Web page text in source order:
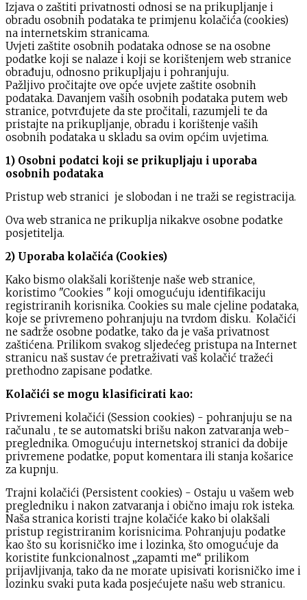
Izjava o zaštiti privatnosti odnosi se na prikupljanje i
obradu osobnih podataka te primjenu kolačića (cookies)
na internetskim stranicama.
Uvjeti zaštite osobnih podataka odnose se na osobne
podatke koji se nalaze i koji se korištenjem web stranice
obrađuju, odnosno prikupljaju i pohranjuju.
Pažljivo pročitajte ove opće uvjete zaštite osobnih
podataka. Davanjem vaših osobnih podataka putem web
stranice, potvrđujete da ste pročitali, razumjeli te da
pristajte na prikupljanje, obradu i korištenje vaših
osobnih podataka u skladu sa ovim općim uvjetima.
1) Osobni podatci koji se prikupljaju i uporaba
osobnih podataka
Pristup web stranici je slobodan i ne traži se registracija.
Ova web stranica ne prikuplja nikakve osobne podatke
posjetitelja.
2) Uporaba kolačića (Cookies)
Kako bismo olakšali korištenje naše web stranice,
koristimo "Cookies " koji omogućuju identifikaciju
registriranih korisnika. Cookies su male cjeline podataka,
koje se privremeno pohranjuju na tvrdom disku. Kolačići
ne sadrže osobne podatke, tako da je vaša privatnost
zaštićena. Prilikom svakog sljedećeg pristupa na Internet
stranicu naš sustav će pretraživati vaš kolačić tražeći
prethodno zapisane podatke.
Kolačići se mogu klasificirati kao:
Privremeni kolačići (Session cookies) - pohranjuju se na
računalu , te se automatski brišu nakon zatvaranja web-
preglednika. Omogućuju internetskoj stranici da dobije
privremene podatke, poput komentara ili stanja košarice
za kupnju.
Trajni kolačići (Persistent cookies) - Ostaju u vašem web
pregledniku i nakon zatvaranja i obično imaju rok isteka.
Naša stranica koristi trajne kolačiće kako bi olakšali
pristup registriranim korisnicima. Pohranjuju podatke
kao što su korisničko ime i lozinka, što omogućuje da
koristite funkcionalnost „zapamti me“ prilikom
prijavljivanja, tako da ne morate upisivati korisničko ime i
lozinku svaki puta kada posjećujete našu web stranicu.